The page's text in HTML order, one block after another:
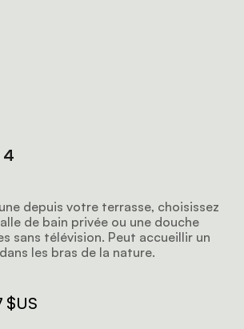
4
depuis votre terrasse, choisissez
de bain privée ou une douche
sans télévision. Peut accueillir un
les bras de la nature.
$US